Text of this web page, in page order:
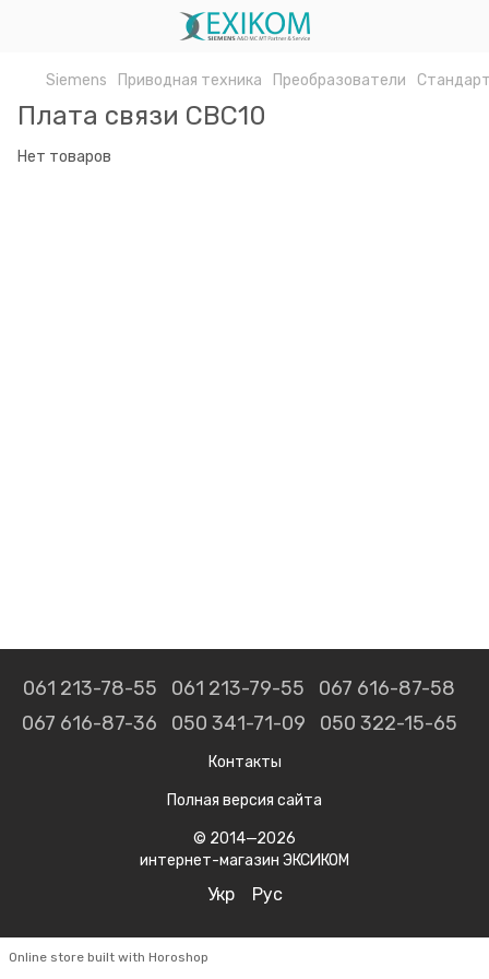
Siemens Приводная техника Преобразователи
Плата связи CBC10
Нет товаров
061 213-78-55 061 213-79-55
067 616-87-58
067 616-87-36
050 341-71-09 050 322-15-65
Контакты
Полная версия сайта
© 2014—2026
интернет-магазин ЭКСИКОМ
Укр Рус
Online store built with Horoshop